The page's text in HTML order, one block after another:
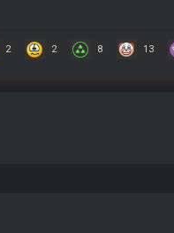
2 2 8 13